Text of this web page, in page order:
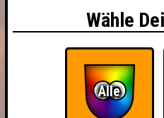
Wähle
Alle